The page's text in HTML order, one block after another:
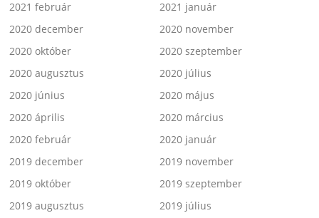
2021 február
2021 január
2020 december
2020 november
2020 október
2020 szeptember
2020 augusztus
2020 július
2020 június
2020 május
2020 április
2020 március
2020 február
2020 január
2019 december
2019 november
2019 október
2019 szeptember
2019 augusztus
2019 július